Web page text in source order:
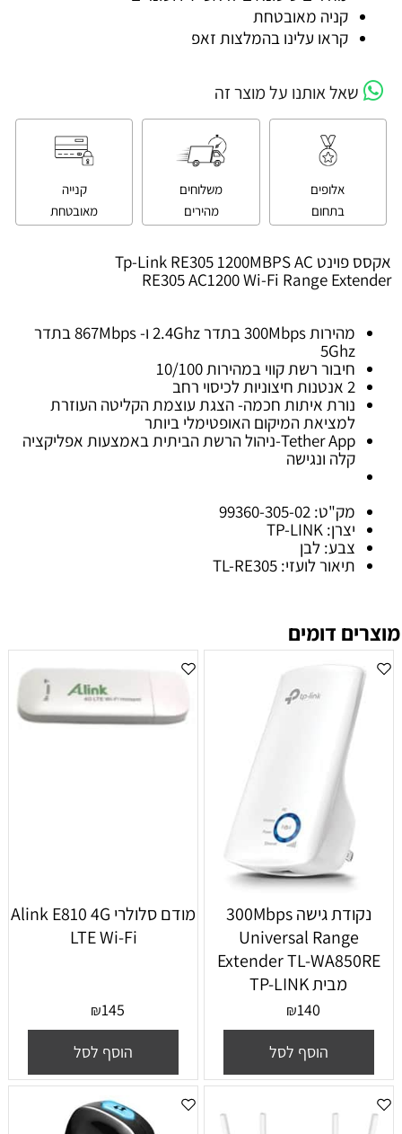
קניה מאובטחת
קראו עלינו בהמלצות זאפ
שאל אותנו על מוצר זה
אלופים
בתחום
משלוחים
מהירים
קנייה
מאובטחת
אקסס פוינט Tp-Link RE305 1200MBPS AC
RE305 AC1200 Wi-Fi Range Extender
מהירות 300Mbps בתדר 2.4Ghz ו- 867Mbps בתדר
5Ghz
חיבור רשת קווי במהירות 10/100
2 אנטנות חיצוניות לכיסוי רחב
נורת איתות חכמה- הצגת עוצמת הקליטה העוזרת
למציאת המיקום האופטימלי ביותר
Tether App-ניהול הרשת הביתית באמצעות אפליקציה
קלה ונגישה
מק"ט: 99360-305-02
יצרן: TP-LINK
צבע: לבן
תיאור לועזי: TL-RE305
מוצרים דומים
נקודת גישה 300Mbps
Universal Range
Extender TL-WA850RE
מבית TP-LINK
₪140
הוסף לסל
מודם סלולרי Alink E810 4G
LTE Wi-Fi
₪145
הוסף לסל